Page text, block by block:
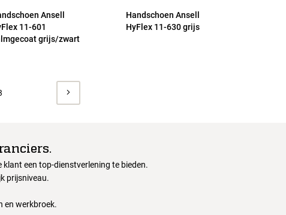
Ansell
11-601
grijs/zwart
Handschoen Ansell
HyFlex 11-630 grijs
een top-dienstverlening te bieden.
prijsniveau.
en werkbroek.